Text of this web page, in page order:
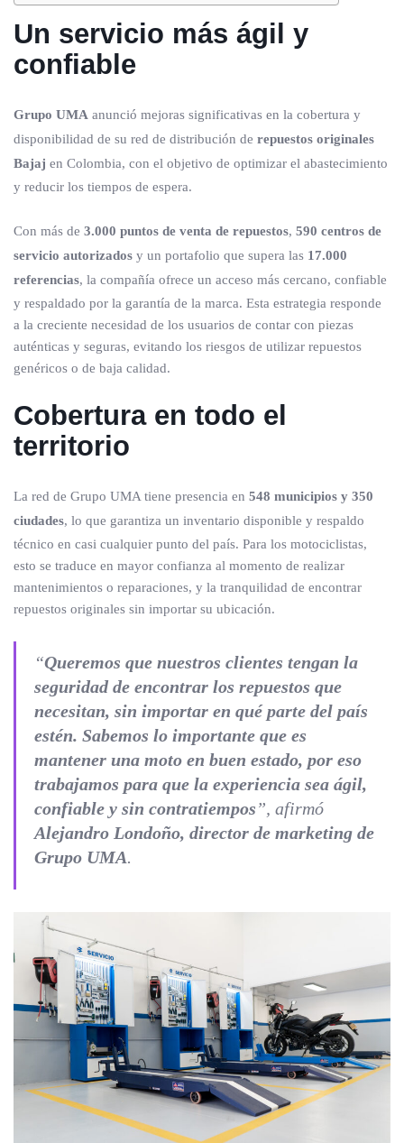
Un servicio más ágil y
confiable
Grupo UMA anunció mejoras significativas en la cobertura y
disponibilidad de su red de distribución de repuestos originales
Bajaj en Colombia, con el objetivo de optimizar el abastecimiento
y reducir los tiempos de espera.
Con más de 3.000 puntos de venta de repuestos, 590 centros de
servicio autorizados y un portafolio que supera las 17.000
referencias, la compañía ofrece un acceso más cercano, confiable
y respaldado por la garantía de la marca. Esta estrategia responde
a la creciente necesidad de los usuarios de contar con piezas
auténticas y seguras, evitando los riesgos de utilizar repuestos
genéricos o de baja calidad.
Cobertura en todo el
territorio
La red de Grupo UMA tiene presencia en 548 municipios y 350
ciudades, lo que garantiza un inventario disponible y respaldo
técnico en casi cualquier punto del país. Para los motociclistas,
esto se traduce en mayor confianza al momento de realizar
mantenimientos o reparaciones, y la tranquilidad de encontrar
repuestos originales sin importar su ubicación.
“Queremos que nuestros clientes tengan la
seguridad de encontrar los repuestos que
necesitan, sin importar en qué parte del país
estén. Sabemos lo importante que es
mantener una moto en buen estado, por eso
trabajamos para que la experiencia sea ágil,
confiable y sin contratiempos”, afirmó
Alejandro Londoño, director de marketing de
Grupo UMA.